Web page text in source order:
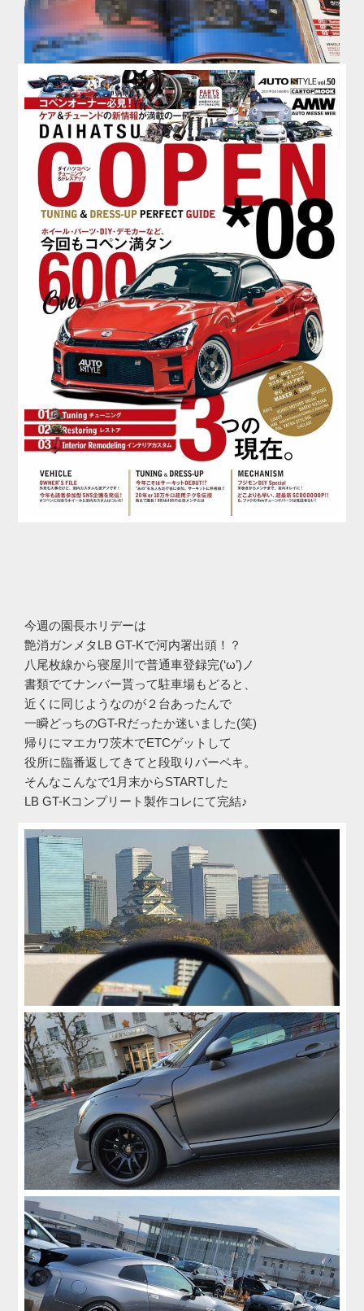
今週の園長ホリデーは
艶消ガンメタLB GT-Kで河内署出頭！？
八尾枚線から寝屋川で普通車登録完(‘ω’)ノ
書類でてナンバー貰って駐車場もどると、
近くに同じようなのが２台あったんで
一瞬どっちのGT-Rだったか迷いました(笑)
帰りにマエカワ茨木でETCゲットして
役所に臨番返してきてと段取りパーペキ。
そんなこんなで1月末からSTARTした
LB GT-Kコンプリート製作コレにて完結♪